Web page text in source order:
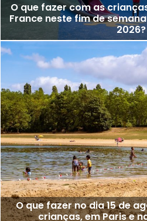
O que fazer com as
France neste fim de
2026?
O que fazer no dia 15 de
crianças, em Paris e